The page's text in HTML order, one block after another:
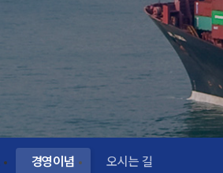
경영이념 오시는 길